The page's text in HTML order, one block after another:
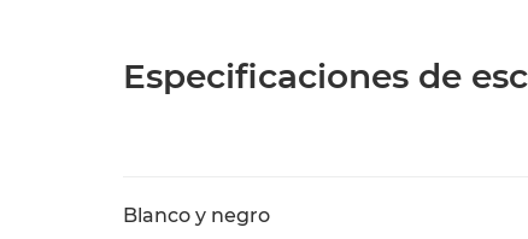
Especificaciones de
Blanco y negro